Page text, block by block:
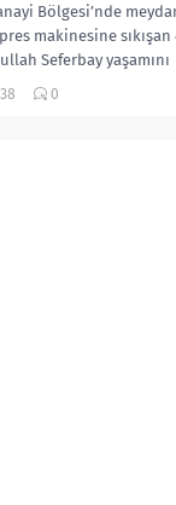
Bölgesi’nde
makinesine sıkışan
Seferbay yaşamını
0